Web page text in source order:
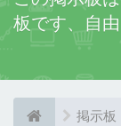
板です、自
掲示板